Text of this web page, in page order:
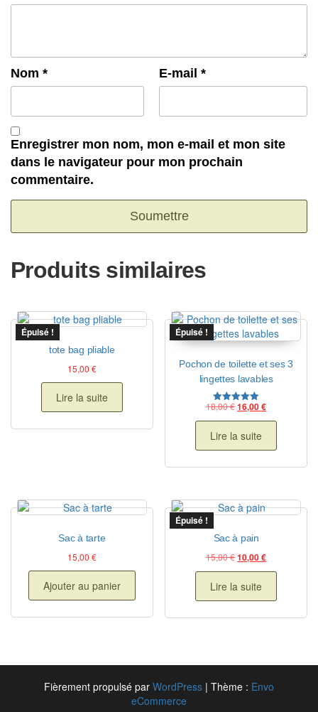
Nom * E-mail *
Enregistrer mon nom, mon e-mail et mon site
dans le navigateur pour mon prochain
commentaire.
Produits similaires
Épuisé !
tote bag pliable
15,00 €
Lire la suite
Épuisé !
Pochon de toilette et ses 3
lingettes lavables
Note
18,00€Le prix initial était :
16,00€Le prix
Lire la suite
Sac à tarte
15,00 €
Ajouter au panier
Épuisé !
Sac à pain
15,00€Le prix initial était :
10,00€Le prix
Lire la suite
Fièrement propulsé par WordPress | Thème : Envo
eCommerce